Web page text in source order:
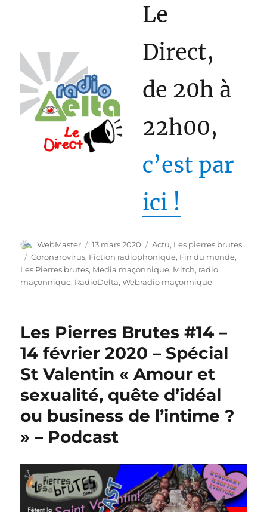
Le
Direct,
de 20h à
22h00,
c’est par
ici !
Auteur
WebMaster
Publié
le
13 mars 2020 Catégories
Actu, Les pierres brutes
Étiquettes
Coronarovirus, Fiction radiophonique, Fin du monde,
Les Pierres brutes, Media maçonnique, Mitch, radio
maçonnique, RadioDelta,Webradio maçonnique
Les Pierres Brutes #14 –
14 février 2020 – Spécial
St Valentin « Amour et
sexualité, quête d’idéal
ou business de l’intime ?
» – Podcast